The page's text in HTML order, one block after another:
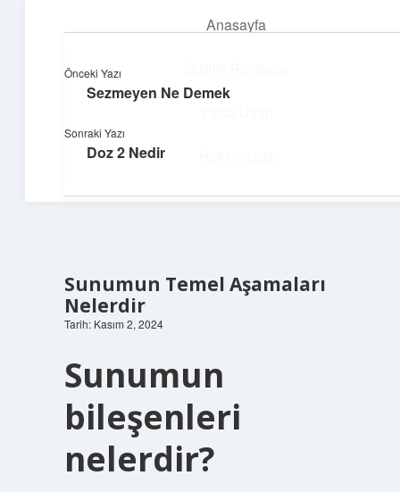
Anasayfa
Topluluk ve İlham
Sunumun Temel Aşamaları
Nelerdir
Tarih: Kasım 2, 2024
Sunumun
bileşenleri
nelerdir?
Önceki Yazı
Sezmeyen Ne Demek
Sonraki Yazı
Doz 2 Nedir